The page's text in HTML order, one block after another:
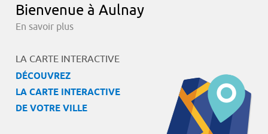
Bienvenue à Aulnay
En savoir plus
LA CARTE INTERACTIVE
DÉCOUVREZ
LA CARTE INTERACTIVE
DE VOTRE VILLE